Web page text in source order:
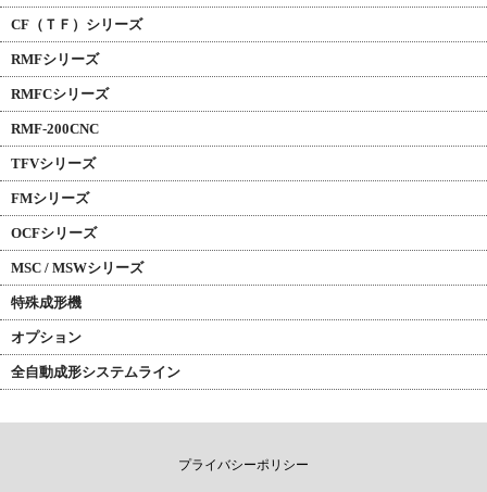
CF（ＴＦ）シリーズ
RMFシリーズ
RMFCシリーズ
RMF-200CNC
TFVシリーズ
FMシリーズ
OCFシリーズ
MSC / MSWシリーズ
特殊成形機
オプション
全自動成形システムライン
プライバシーポリシー